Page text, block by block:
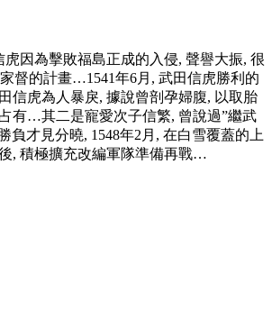
因為擊敗福島正成的入侵, 聲譽大振, 很
督的計畫…1541年6月, 武田信虎勝利的
信虎為人暴戾, 據說曾剖孕婦腹, 以取胎
有…其二是寵愛次子信繁, 曾說過”繼武
才見分曉, 1548年2月, 在白雪覆蓋的上
, 積極擴充改編軍隊準備再戰…